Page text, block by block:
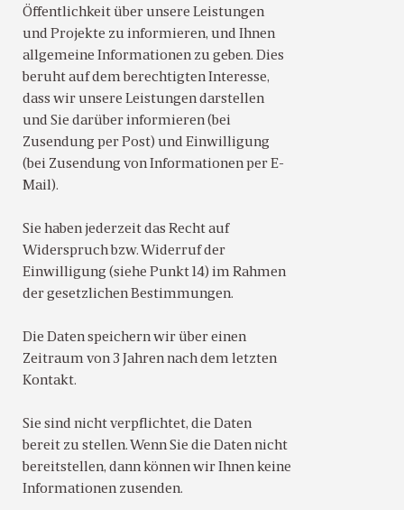
Öffentlichkeit über unsere Leistungen
und Projekte zu informieren, und Ihnen
allgemeine Informationen zu geben. Dies
beruht auf dem berechtigten Interesse,
dass wir unsere Leistungen darstellen
und Sie darüber informieren (bei
Zusendung per Post) und Einwilligung
(bei Zusendung von Informationen per E-
Mail).
Sie haben jederzeit das Recht auf
Widerspruch bzw. Widerruf der
Einwilligung (siehe Punkt 14) im Rahmen
der gesetzlichen Bestimmungen.
Die Daten speichern wir über einen
Zeitraum von 3 Jahren nach dem letzten
Kontakt.
Sie sind nicht verpflichtet, die Daten
bereit zu stellen. Wenn Sie die Daten nicht
bereitstellen, dann können wir Ihnen keine
Informationen zusenden.